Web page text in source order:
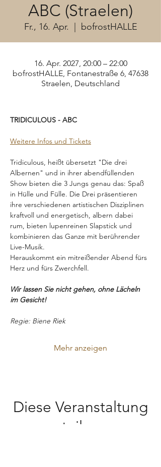
ABC (Straelen)
Fr., 16. Apr. bofrostHALLE
16. Apr. 2027, 20:00 – 22:00
bofrostHALLE, Fontanestraße 6, 47638
Straelen, Deutschland
TRIDICULOUS - ABC
Weitere Infos und Tickets
Tridiculous, heißt übersetzt "Die drei
Albernen" und in ihrer abendfüllenden
Show bieten die 3 Jungs genau das: Spaß
in Hülle und Fülle. Die Drei präsentieren
ihre verschiedenen artistischen Disziplinen
kraftvoll und energetisch, albern dabei
rum, bieten lupenreinen Slapstick und
kombinieren das Ganze mit berührender
Live-Musik.
Herauskommt ein mitreißender Abend fürs
Herz und fürs Zwerchfell.
Wir lassen Sie nicht gehen, ohne Lächeln
im Gesicht!
Regie: Biene Riek
Mehr anzeigen
Diese Veranstaltung
teilen